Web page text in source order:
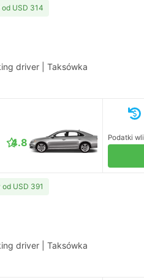
USD 314
driver Taksówka
4.8
USD 391
driver Taksówka